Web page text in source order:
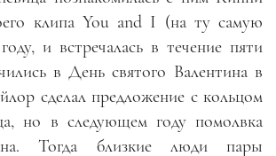
клипа You and I (на ту самую
и встречалась в течение пяти
в День святого Валентина в
сделал предложение с кольцом
но в следующем году помолвка
Тогда близкие люди пары